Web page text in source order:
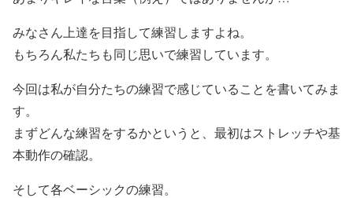
みなさん上達を目指して練習しますよね。
もちろん私たちも同じ思いで練習しています。
今回は私が自分たちの練習で感じていることを書いてみま
す。
まずどんな練習をするかというと、最初はストレッチや基
本動作の確認。
そして各ベーシックの練習。